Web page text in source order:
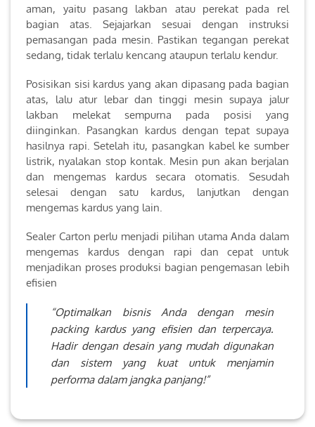
aman, yaitu pasang lakban atau perekat pada rel
bagian atas. Sejajarkan sesuai dengan instruksi
pemasangan pada mesin. Pastikan tegangan perekat
sedang, tidak terlalu kencang ataupun terlalu kendur.
Posisikan sisi kardus yang akan dipasang pada bagian
atas, lalu atur lebar dan tinggi mesin supaya jalur
lakban melekat sempurna pada posisi yang
diinginkan. Pasangkan kardus dengan tepat supaya
hasilnya rapi. Setelah itu, pasangkan kabel ke sumber
listrik, nyalakan stop kontak. Mesin pun akan berjalan
dan mengemas kardus secara otomatis. Sesudah
selesai dengan satu kardus, lanjutkan dengan
mengemas kardus yang lain.
Sealer Carton perlu menjadi pilihan utama Anda dalam
mengemas kardus dengan rapi dan cepat untuk
menjadikan proses produksi bagian pengemasan lebih
efisien
“Optimalkan bisnis Anda dengan mesin
packing kardus yang efisien dan terpercaya.
Hadir dengan desain yang mudah digunakan
dan sistem yang kuat untuk menjamin
performa dalam jangka panjang!”